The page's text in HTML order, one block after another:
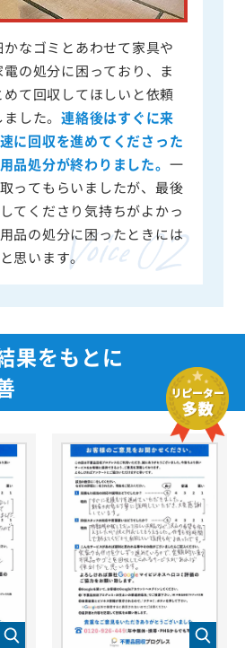
かなゴミとあわせて家具や
電の処分に困っており、ま
めて回収してほしいと依頼
ました。連絡後はすぐに来
に回収を進めてくださった
品処分が終わりました。 一
ってもらいましたが、最後
てくださり気持ちがよかっ
品の処分に困ったときには
思います。
果をもとに